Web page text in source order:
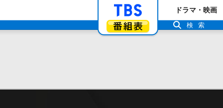
「TBSテレビ」ト
番組表
ドラマ・映画
検索